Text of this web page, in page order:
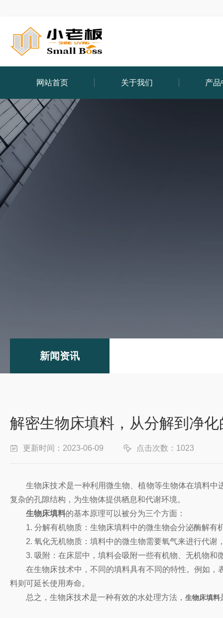
网站首页 关于我们 产品
新闻资讯
解密生物床填料，从分解到净
更新时间：2023-06-09 点击次数：1023
生物床技术是一种利用微生物、植物等生物体在填料中
复杂的孔隙结构，为生物体提供栖息和代谢环境。
生物床填料的基本原理可以被分为三个方面：
1. 分解有机物质：生物床填料中的微生物会分泌酶解有
2. 氧化无机物质：填料中的微生物需要氧气来进行代谢
3. 吸附：在床层中，填料会吸附一些有机物、无机物和
在生物床技术中，不同的填料具有不同的特性。例如，
料则可延长使用寿命。
总之，生物床技术是一种有效的水处理方法， 生物床填料